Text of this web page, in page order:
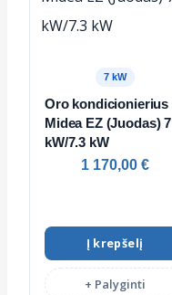
7 kW
Oro kondicionierius
Midea EZ (Juodas) 7
kW/7.3 kW
1 170,00 €
Į krepšelį
+ Palyginti